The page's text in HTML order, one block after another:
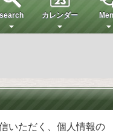
search カレンダー
いただく、個人情報の